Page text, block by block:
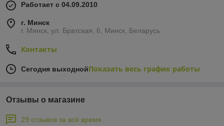
Работает с 04.09.2010
г. Минск
г. Минск, ул. Братская, 6, Минск, Беларусь
Контакты
Сегодня выходнойПоказать весь график работы
Отзывы о магазине
29 отзывов за всё время